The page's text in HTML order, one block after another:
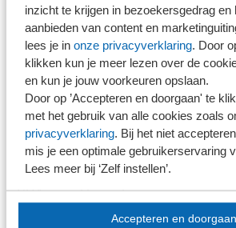
inzicht te krijgen in bezoekersgedrag en
aanbieden van content en
lees je in onze privacyverklaring. Door
klikken kun je meer lezen over de
en kun je jouw voorkeuren opslaan.
Door op ’Accepteren en doorgaan' te
met het gebruik van alle cookies zoals
privacyverklaring. Bij het niet
mis je een optimale gebruikerservaring
Lees meer bij ‘Zelf instellen’.
Accepteren en doorgaan
Branche in Zicht
Dossiers
Kantoorvinder
Nieuwsbank
Handige links
Veilig bestanden delen
SRA-gecertificeerd